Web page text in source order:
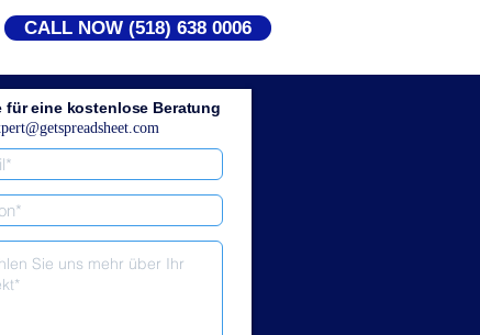
CALL NOW (518) 638 0006
für eine kostenlose Beratung